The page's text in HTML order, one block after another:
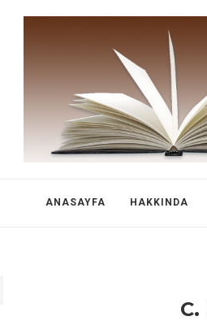
ANASAYFA HAKKINDA